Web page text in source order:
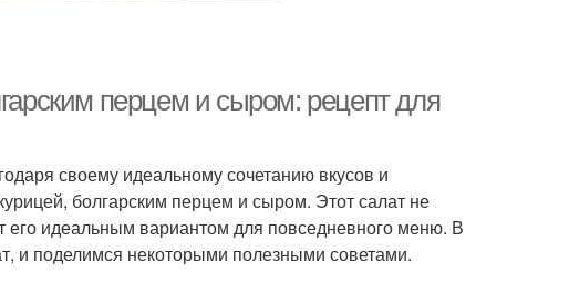
перцем и сыром: рецепт для
своему идеальному сочетанию вкусов и
болгарским перцем и сыром. Этот салат не
его идеальным вариантом для повседневного меню. В
и поделимся некоторыми полезными советами.